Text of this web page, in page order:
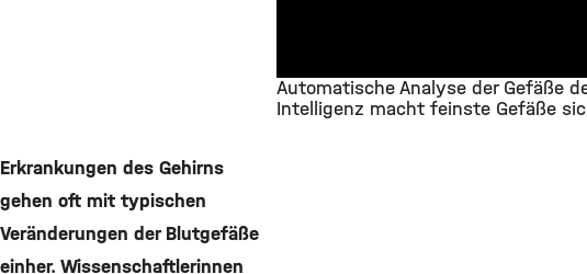
Automatische Analyse der Gefäße
Intelligenz macht feinste Gefäße
Erkrankungen des Gehirns
gehen oft mit typischen
Veränderungen der Blutgefäße
einher. Wissenschaftlerinnen